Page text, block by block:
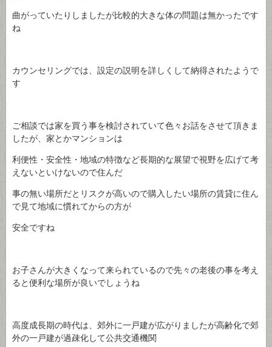
曲がっていたりしましたが比較的大きな体の問題は無かったです
ね
カウンセリングでは、設定の説明を詳しくして納得されたようで
す
ご相談では家を買う事を検討されていて色々お話をさせて頂きま
したが、家とかマンションは
利便性・安全性・地域の特徴など長期的な展望で視野を広げて考
えないといけないので住んだ
事の無い場所だとリスクが高いので購入したい場所の賃貸に住ん
で見て地域に慣れてからの方が
安全ですね
お子さんが大きくなって来られているので先々の老後の事を考え
ると便利な場所が良いでしょうね
高度成長期の時代は、郊外に一戸建が広がりましたが高齢化で郊
外の一戸建が過疎化して公共交通機関